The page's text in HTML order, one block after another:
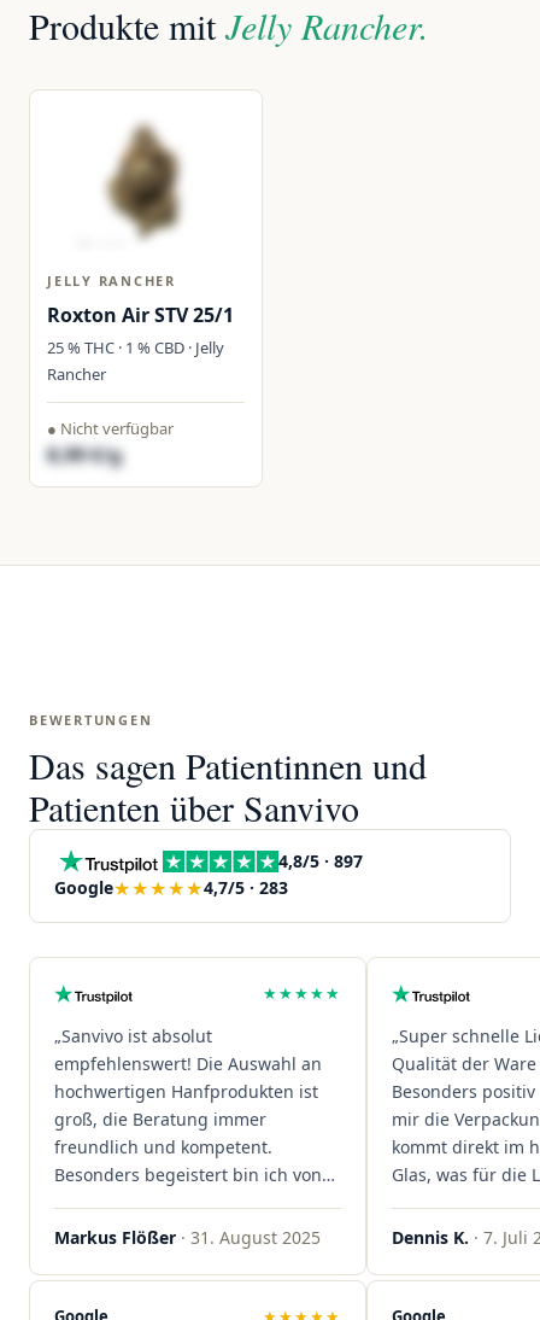
Produkte mitJelly Rancher.
JELLY RANCHER
Roxton Air STV 25/1
25 % THC · 1 % CBD · Jelly
Rancher
● Nicht verfügbar
8,99 €/g
BEWERTUNGEN
Das sagen Patientinnen und
Patienten über Sanvivo
4,8/5 · 897
Google★★★★★4,7/5 · 283
★★★★★
„Sanvivo ist absolut
empfehlenswert! Die Auswahl an
hochwertigen Hanfprodukten ist
groß, die Beratung immer
freundlich und kompetent.
Besonders begeistert bin ich von
der schnellen Rezeptannahme –
alles läuft unkompliziert und
sind extrem zügig, was mir jedes
Mal viel Zeit spart. Man merkt,
Markus Flößer · 31. August 2025
„Super schnelle
Qualität der
Besonders
mir die
kommt direkt im
Glas, was für die
ist. Ich bestelle
wieder!"
Dennis K. · 7. Juli